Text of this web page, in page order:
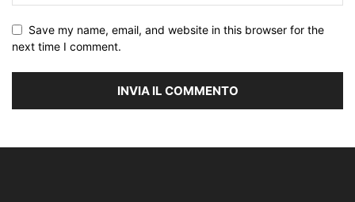
Save my name, email, and website in this browser for the
next time I comment.